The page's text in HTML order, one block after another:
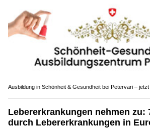
Ausbildung in Schönheit & Gesundheit bei Petervari –
Lebererkrankungen nehmen zu:
durch Lebererkrankungen in